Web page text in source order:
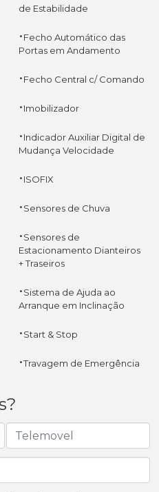
de Estabilidade
·Fecho Automático das
Portas em Andamento
·Fecho Central c/ Comando
·Imobilizador
·Indicador Auxiliar Digital de
Mudança Velocidade
·ISOFIX
·Sensores de Chuva
·Sensores de
Estacionamento Dianteiros
+ Traseiros
·Sistema de Ajuda ao
Arranque em Inclinação
·Start & Stop
·Travagem de Emergência